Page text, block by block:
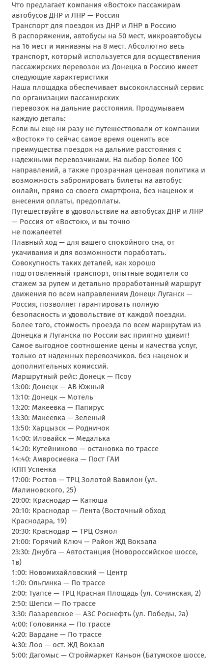
Что предлагает компания «Восток» пассажирам
автобусов ДНР и ЛНР — Россия
Транспорт для поездок из ДНР и ЛНР в Россию
В распоряжении, автобусы на 50 мест, микроавтобусы
на 16 мест и минивэны на 8 мест. Абсолютно весь
транспорт, который используется для осуществления
пассажирских перевозок из Донецка в Россию имеет
следующие характеристики
Наша площадка обеспечивает высококлассный сервис
по организации пассажирских
перевозок на дальние расстояния. Продумываем
каждую деталь:
Если вы ещё ни разу не путешествовали от компании
«Восток» то сейчас самое время оценить все
преимущества поездок на дальние расстояния с
надежными перевозчиками. На выбор более 100
направлений, а также прозрачная ценовая политика и
возможность забронировать билеты на автобус
онлайн, прямо со своего смартфона, без наценок и
внесения оплаты, предоплаты.
Путешествуйте в удовольствие на автобусах ДНР и ЛНР
— Россия от «Восток», и вы точно
не пожалеете!
Плавный ход — для вашего спокойного сна, от
укачивания и для возможности поработать.
Совокупность таких деталей, как хорошо
подготовленный транспорт, опытные водители со
стажем за рулем и детально проработанный маршрут
движения по всем направлениям Донецк Луганск —
Россия, позволяет гарантировать полную
безопасность и удовольствие от каждой поездки.
Более того, стоимость проезда по всем маршрутам из
Донецка и Луганска по России вас приятно удивит!
Самое выгодное соотношение цены и качества услуг,
только от надежных перевозчиков. без наценок и
дополнительных комиссий.
Маршрутный рейс: Донецк — Псоу
13:00: Донецк — АВ Южный
13:10: Донецк — Мотель
13:20: Макеевка — Папирус
13:30: Макеевка — Зелёный
13:50: Харцызск — Родничок
14:00: Иловайск — Медалька
14:20: Кутейниково — остановка по трассе
14:40: Амвросиевка — Пост ГАИ
КПП Успенка
17:00: Ростов — ТРЦ Золотой Вавилон (ул.
Малиновского, 25)
20:00: Краснодар — Катюша
20:10: Краснодар — Лента (Восточный обход
Краснодара, 19)
20:30: Краснодар — ТРЦ Озмол
21:00: Горячий Ключ — Район ЖД Вокзала
23:30: Джубга — Автостанция (Новороссийское шоссе,
1в)
1:00: Новомихайловский — Центр
1:20: Ольгинка — По трассе
2:00: Туапсе — ТРЦ Красная Площадь (ул. Сочинская, 2)
2:50: Шепси — По трассе
3:30: Лазаревское — АЗС Роснефть (ул. Победы, 2а)
4:00: Головинка — По трассе
4:20: Вардане — По трассе
4:30: Лоо — ост. ЖД Вокзал
5:00: Дагомыс — Строймаркет Каньон (Батумское шоссе,